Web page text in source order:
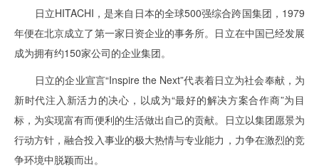
日立HITACHI，是来自日本的全球500强综合跨国集团，1979
年便在北京成立了第一家日资企业的事务所。日立在中国已经发展
成为拥有约150家公司的企业集团。
日立的企业宣言“Inspire the Next”代表着日立为社会奉献，为
新时代注入新活力的决心，以成为“最好的解决方案合作商”为目
标，为实现富有而便利的生活做出自己的贡献。日立以集团愿景为
行动方针，融合投入事业的极大热情与专业能力，力争在激烈的竞
争环境中脱颖而出。